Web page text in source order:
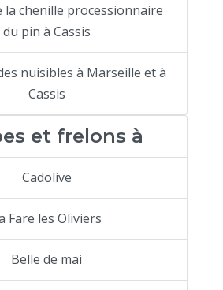
la chenille processionnaire
du pin à Cassis
nuisibles à Marseille et à
Cassis
et frelons à
Cadolive
Fare les Oliviers
Belle de mai